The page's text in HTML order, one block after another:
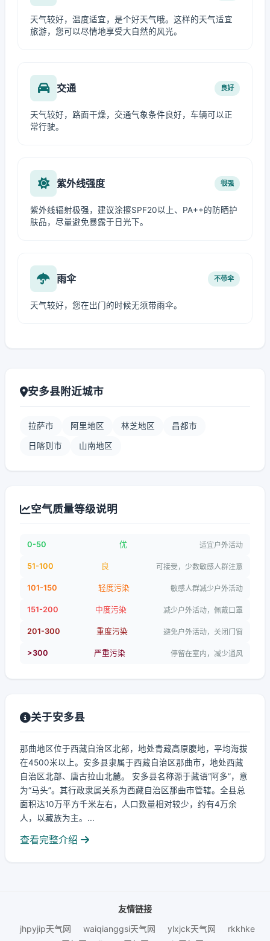
天气较好，温度适宜，是个好天气哦。这样的天气适宜
旅游，您可以尽情地享受大自然的风光。
交通 良好
天气较好，路面干燥，交通气象条件良好，车辆可以正
常行驶。
紫外线强度 很强
紫外线辐射极强，建议涂擦SPF20以上、PA++的防晒护
肤品，尽量避免暴露于日光下。
雨伞 不带伞
天气较好，您在出门的时候无须带雨伞。
安多县附近城市
拉萨市 阿里地区 林芝地区 昌都市
日喀则市 山南地区
空气质量等级说明
0-50 优 适宜户外活动
51-100 良 可接受，少数敏感人群注意
101-150 轻度污染 敏感人群减少户外活动
151-200 中度污染 减少户外活动，佩戴口罩
201-300 重度污染 避免户外活动，关闭门窗
>300 严重污染 停留在室内，减少通风
关于安多县
那曲地区位于西藏自治区北部，地处青藏高原腹地，平均海拔
在4500米以上。安多县隶属于西藏自治区那曲市，地处西藏
自治区北部、唐古拉山北麓。 安多县名称源于藏语“阿多”，意
为“马头”。其行政隶属关系为西藏自治区那曲市管辖。全县总
面积达10万平方千米左右，人口数量相对较少，约有4万余
人，以藏族为主。...
查看完整介绍
友情链接
jhpyjip天气网
waiqianggsi天气网 ylxjck天气网
rkkhke